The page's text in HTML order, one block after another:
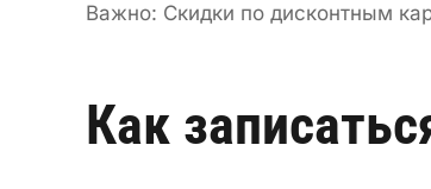
Важно: Скидки по дисконтным
Как